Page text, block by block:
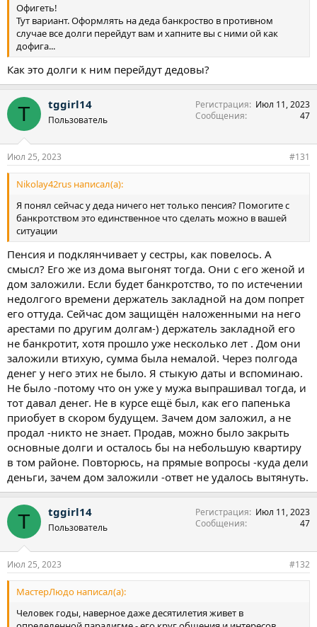
Офигеть!
Тут вариант. Оформлять на деда банкроство в противном
случае все долги перейдут вам и хапните вы с ними ой как
дофига...
Как это долги к ним перейдут дедовы?
T tggirl14
Пользователь
Регистрация
Июл 11, 2023
Сообщения
47
Июл 25, 2023 #131
Nikolay42rus написал(а):
Я понял сейчас у деда ничего нет только пенсия? Помогите с
банкротством это единственное что сделать можно в вашей
ситуации
Пенсия и подклянчивает у сестры, как повелось. А
смысл? Его же из дома выгонят тогда. Они с его женой и
дом заложили. Если будет банкротство, то по истечении
недолгого времени держатель закладной на дом попрет
его оттуда. Сейчас дом защищён наложенными на него
арестами по другим долгам-) держатель закладной его
не банкротит, хотя прошло уже несколько лет . Дом они
заложили втихую, сумма была немалой. Через полгода
денег у него этих не было. Я стыкую даты и вспоминаю.
Не было -потому что он уже у мужа выпрашивал тогда, и
тот давал денег. Не в курсе ещё был, как его папенька
приобует в скором будущем. Зачем дом заложил, а не
продал -никто не знает. Продав, можно было закрыть
основные долги и осталось бы на небольшую квартиру
в том районе. Повторюсь, на прямые вопросы -куда дели
деньги, зачем дом заложили -ответ не удалось вытянуть.
T tggirl14
Пользователь
Регистрация
Июл 11, 2023
Сообщения
47
Июл 25, 2023 #132
МастерЛюдо написал(а):
Человек годы, наверное даже десятилетия живет в